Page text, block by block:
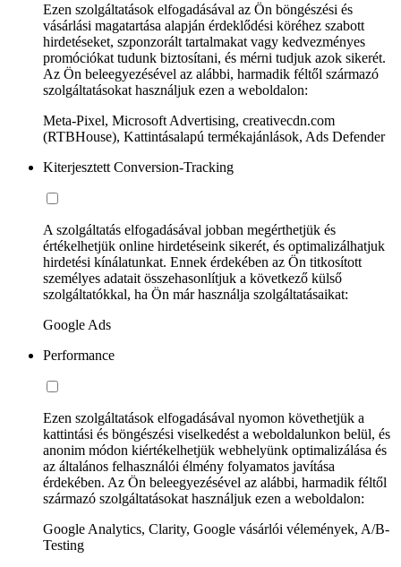
Ezen szolgáltatások elfogadásával az Ön böngészési és
vásárlási magatartása alapján érdeklődési köréhez szabott
hirdetéseket, szponzorált tartalmakat vagy kedvezményes
promóciókat tudunk biztosítani, és mérni tudjuk azok sikerét.
Az Ön beleegyezésével az alábbi, harmadik féltől származó
szolgáltatásokat használjuk ezen a weboldalon:
Meta-Pixel, Microsoft Advertising, creativecdn.com
(RTBHouse), Kattintásalapú termékajánlások, Ads Defender
Kiterjesztett Conversion-Tracking
A szolgáltatás elfogadásával jobban megérthetjük és
értékelhetjük online hirdetéseink sikerét, és optimalizálhatjuk
hirdetési kínálatunkat. Ennek érdekében az Ön titkosított
személyes adatait összehasonlítjuk a következő külső
szolgáltatókkal, ha Ön már használja szolgáltatásaikat:
Google Ads
Performance
Ezen szolgáltatások elfogadásával nyomon követhetjük a
kattintási és böngészési viselkedést a weboldalunkon belül, és
anonim módon kiértékelhetjük webhelyünk optimalizálása és
az általános felhasználói élmény folyamatos javítása
érdekében. Az Ön beleegyezésével az alábbi, harmadik féltől
származó szolgáltatásokat használjuk ezen a weboldalon:
Google Analytics, Clarity, Google vásárlói vélemények, A/B-
Testing